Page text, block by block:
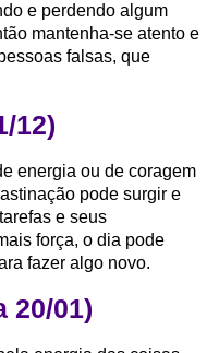
e perdendo algum
mantenha-se atento e
falsas, que
12)
energia ou de coragem
pode surgir e
e seus
força, o dia pode
fazer algo novo.
20/01)